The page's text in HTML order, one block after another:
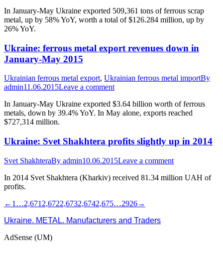
In January-May Ukraine exported 509,361 tons of ferrous scrap
metal, up by 58% YoY, worth a total of $126.284 million, up by
26% YoY.
Ukraine: ferrous metal export revenues down in
January-May 2015
Ukrainian ferrous metal export, Ukrainian ferrous metal importBy
admin11.06.2015Leave a comment
In January-May Ukraine exported $3.64 billion worth of ferrous
metals, down by 39.4% YoY. In May alone, exports reached
$727,314 million.
Ukraine: Svet Shakhtera profits slightly up in 2014
Svet ShakhteraBy admin10.06.2015Leave a comment
In 2014 Svet Shakhtera (Kharkiv) received 81.34 million UAH of
profits.
← 1 …2,671 2,6722,6732,6742,675…2926→
Ukraine. METAL. Manufacturers and Traders
AdSense (UM)